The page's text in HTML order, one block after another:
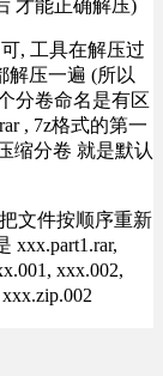
才能正确解压)
, 工具在解压过
解压一遍 (所以
分卷命名是有区
, 7z格式的第一
缩分卷 就是默认
文件按顺序重新
xxx.part1.rar,
xxx.002,